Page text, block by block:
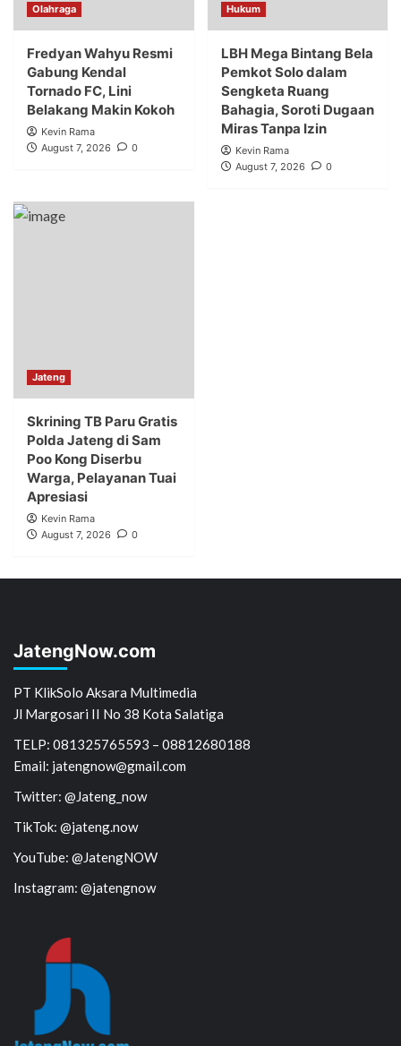
Olahraga
Fredyan Wahyu Resmi
Gabung Kendal
Tornado FC, Lini
Belakang Makin Kokoh
Kevin Rama
August 7, 2026
0
Hukum
LBH Mega Bintang Bela
Pemkot Solo dalam
Sengketa Ruang
Bahagia, Soroti Dugaan
Miras Tanpa Izin
Kevin Rama
August 7, 2026
0
Jateng
Skrining TB Paru Gratis
Polda Jateng di Sam
Poo Kong Diserbu
Warga, Pelayanan Tuai
Apresiasi
Kevin Rama
August 7, 2026
0
JatengNow.com
PT KlikSolo Aksara Multimedia
Jl Margosari II No 38 Kota Salatiga
TELP: 081325765593 – 08812680188
Email: jatengnow@gmail.com
Twitter: @Jateng_now
TikTok: @jateng.now
YouTube: @JatengNOW
Instagram: @jatengnow